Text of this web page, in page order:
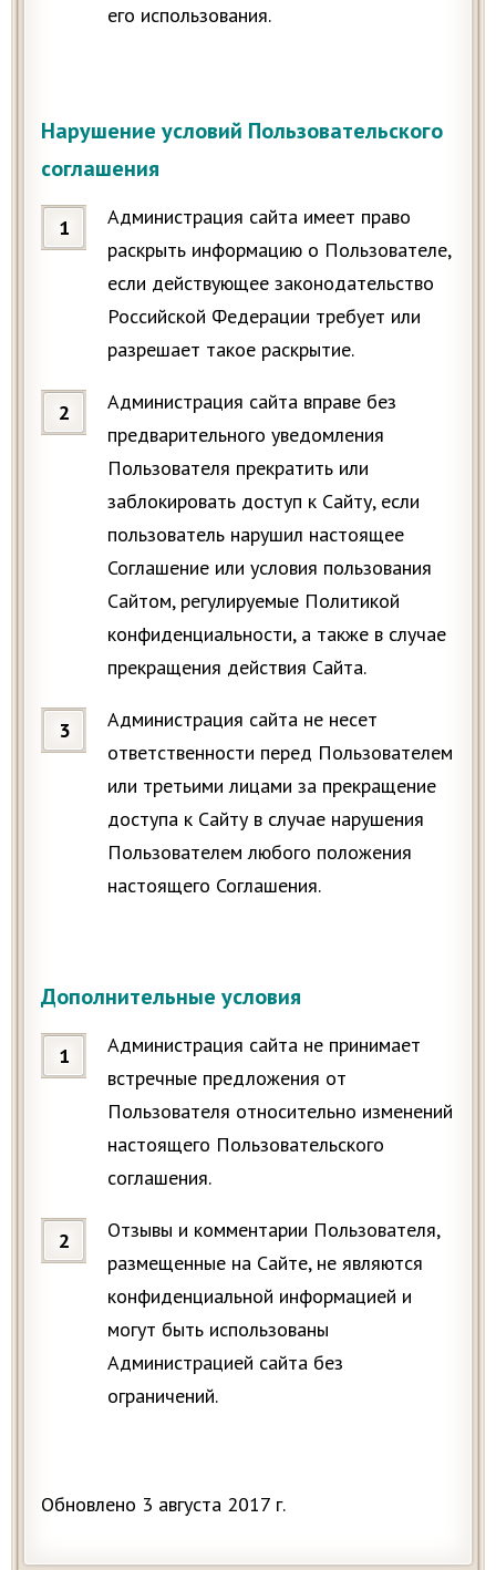
его использования.
Нарушение условий Пользовательского
соглашения
Администрация сайта имеет право
раскрыть информацию о Пользователе,
если действующее законодательство
Российской Федерации требует или
разрешает такое раскрытие.
Администрация сайта вправе без
предварительного уведомления
Пользователя прекратить или
заблокировать доступ к Сайту, если
пользователь нарушил настоящее
Соглашение или условия пользования
Сайтом, регулируемые Политикой
конфиденциальности, а также в случае
прекращения действия Сайта.
Администрация сайта не несет
ответственности перед Пользователем
или третьими лицами за прекращение
доступа к Сайту в случае нарушения
Пользователем любого положения
настоящего Соглашения.
Дополнительные условия
Администрация сайта не принимает
встречные предложения от
Пользователя относительно изменений
настоящего Пользовательского
соглашения.
Отзывы и комментарии Пользователя,
размещенные на Сайте, не являются
конфиденциальной информацией и
могут быть использованы
Администрацией сайта без
ограничений.
Обновлено 3 августа 2017 г.